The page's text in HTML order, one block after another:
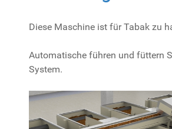
Diese Maschine ist für Tabak zu
Automatische führen und füttern
System.